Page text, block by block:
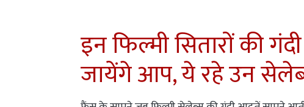
इन फिल्मी सितारों की
जायेंगे आप, ये रहे उन